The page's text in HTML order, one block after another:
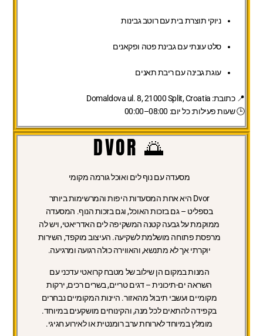
ניוקי תוצרת בית עם רוטב גבינות
סלט עונתי עם גבינת פטה ופקאנים
עוגת גבינה עם ריבת תאנים
📍 כתובת: Domaldova ul. 8, 21000 Split, Croatia
🕒 שעות פעילות: כל יום: 08:00–00:00
🌅 DVOR
מסעדה עם נוף לים ואוכל גורמה מקומי
Dvor היא אחת המסעדות היפות והמרשימות ביותר
בספליט – גם בזכות האוכל, וגם בזכות הנוף. המסעדה
ממוקמת על גבעה קטנה המשקיפה לים האדריאטי, ויש לה
מרפסת פתוחה מושלמת לשקיעה. העיצוב מוקפד, השירות
יוקרתי אך לא מתנשא, והאווירה כולה רגועה ומרגיעה.
המנות במקום הן שילוב של מטבח קרואטי עדכני עם
השראה ים-תיכונית – דגים טריים, בשרים רכים, ירקות
מקומיים ועשבי תיבול מהאזור. היינות המקומיים נבחרים
בקפידה להתאים לכל מנה, והקינוחים מושקעים במיוחד.
מומלץ במיוחד לארוחת ערב רומנטית או לאירוע חגיגי.